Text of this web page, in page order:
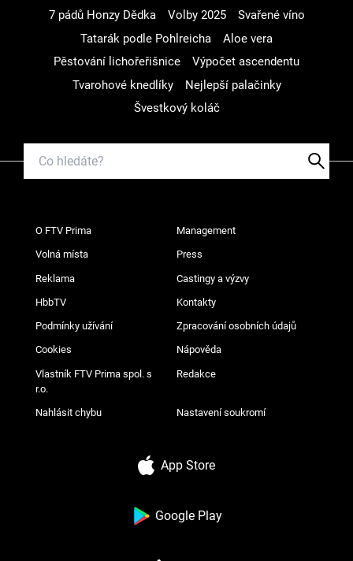
7 pádů Honzy Dědka
Volby 2025
Svařené víno
Tatarák podle Pohlreicha
Aloe vera
Pěstování lichořeřišnice
Výpočet ascendentu
Tvarohové knedlíky
Nejlepší palačinky
Švestkový koláč
O FTV Prima Management
Volná místa Press
Reklama Castingy a výzvy
HbbTV Kontakty
Podmínky užívání Zpracování osobních údajů
Cookies Nápověda
Vlastník FTV Prima spol. s
r.o.
Redakce
Nahlásit chybu Nastavení soukromí
App Store
Google Play